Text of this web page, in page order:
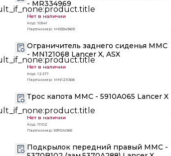
- MR334969
Нет в наличии
Код: 10541
Партномер: MR334969
Ограничитель заднего сиденья MMC
- MN121068 Lancer X, ASX
Нет в наличии
Код: 12217
Партномер: MN121068
Трос капота MMC - 5910A065 Lancer X
Нет в наличии
Код: 11102
Партномер: 5910A065
Подкрылок передний правый MMC -